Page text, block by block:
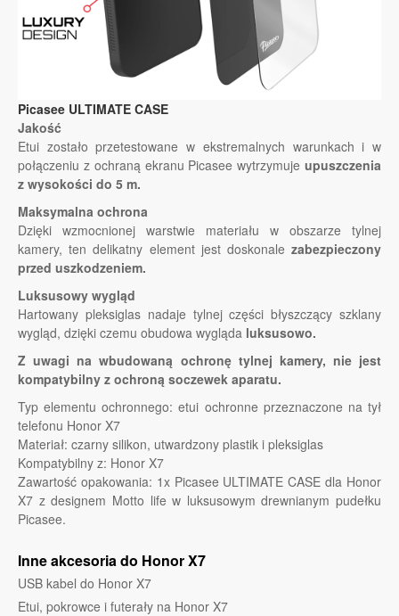
Picasee ULTIMATE CASE
Jakość
Etui zostało przetestowane w ekstremalnych warunkach i w
połączeniu z ochraną ekranu Picasee wytrzymuje upuszczenia
z wysokości do 5 m.
Maksymalna ochrona
Dzięki wzmocnionej warstwie materiału w obszarze tylnej
kamery, ten delikatny element jest doskonale zabezpieczony
przed uszkodzeniem.
Luksusowy wygląd
Hartowany pleksiglas nadaje tylnej części błyszczący szklany
wygląd, dzięki czemu obudowa wygląda luksusowo.
Z uwagi na wbudowaną ochronę tylnej kamery, nie jest
kompatybilny z ochroną soczewek aparatu.
Typ elementu ochronnego: etui ochronne przeznaczone na tył
telefonu Honor X7
Materiał: czarny silikon, utwardzony plastik i pleksiglas
Kompatybilny z: Honor X7
Zawartość opakowania: 1x Picasee ULTIMATE CASE dla Honor
X7 z designem Motto life w luksusowym drewnianym pudełku
Picasee.
Inne akcesoria do Honor X7
USB kabel do Honor X7
Etui, pokrowce i futerały na Honor X7